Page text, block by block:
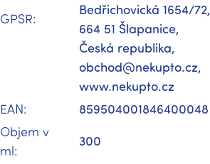
GPSR:
Bedřichovická 1654/72,
664 51 Šlapanice,
Česká republika,
obchod@nekupto.cz,
www.nekupto.cz
EAN:
859504001846400048
Objem v
ml:
300